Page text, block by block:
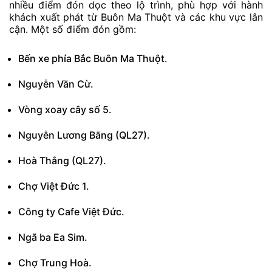
nhiều điểm đón dọc theo lộ trình, phù hợp với hành
khách xuất phát từ Buôn Ma Thuột và các khu vực lân
cận. Một số điểm đón gồm:
Bến xe phía Bắc Buôn Ma Thuột.
Nguyễn Văn Cừ.
Vòng xoay cây số 5.
Nguyễn Lương Bằng (QL27).
Hoà Thắng (QL27).
Chợ Việt Đức 1.
Công ty Cafe Việt Đức.
Ngã ba Ea Sim.
Chợ Trung Hoà.